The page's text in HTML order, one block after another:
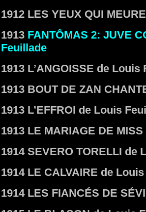
1912 LES YEUX QUI
1913 FANTÔMAS 2: JUVE
Feuillade
1913 L’ANGOISSE de Louis
1913 BOUT DE ZAN
1913 L’EFFROI de Louis
1913 LE MARIAGE DE MISS
1914SEVERO TORELLI de
1914LE CALVAIRE de
1914LES FIANCÉS DE